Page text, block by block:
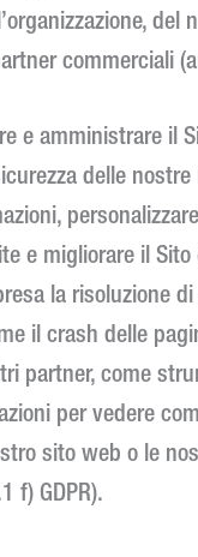
del
commerciali
e amministrare il
delle nostre
e migliorare il
la risoluzione
il crash delle
partner, come
per vedere
sito web o le
f) GDPR).